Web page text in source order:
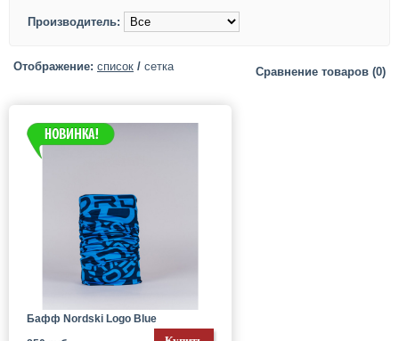
Производитель:
Сравнение товаров (0)
Отображение: список / сетка
Бафф Nordski Logo Blue